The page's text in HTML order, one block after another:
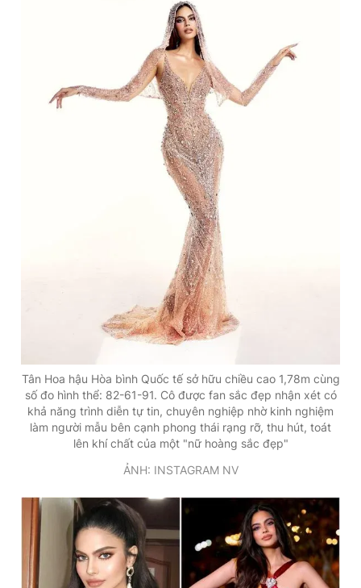
Tân Hoa hậu Hòa bình Quốc tế sở hữu chiều cao 1,78m cùng
số đo hình thể: 82-61-91. Cô được fan sắc đẹp nhận xét có
khả năng trình diễn tự tin, chuyên nghiệp nhờ kinh nghiệm
làm người mẫu bên cạnh phong thái rạng rỡ, thu hút, toát
lên khí chất của một "nữ hoàng sắc đẹp"
ẢNH: INSTAGRAM NV